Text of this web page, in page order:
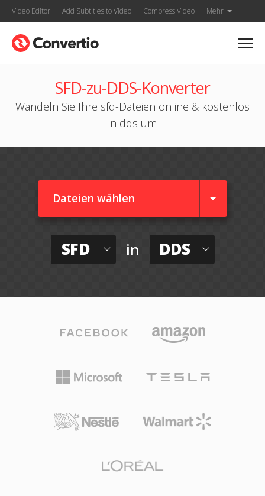
Video Editor Add Subtitles to Video Compress Video Mehr
SFD-zu-DDS-Konverter
Wandeln Sie Ihre sfd-Dateien online & kostenlos
in dds um
Dateien wählen
SFD in DDS